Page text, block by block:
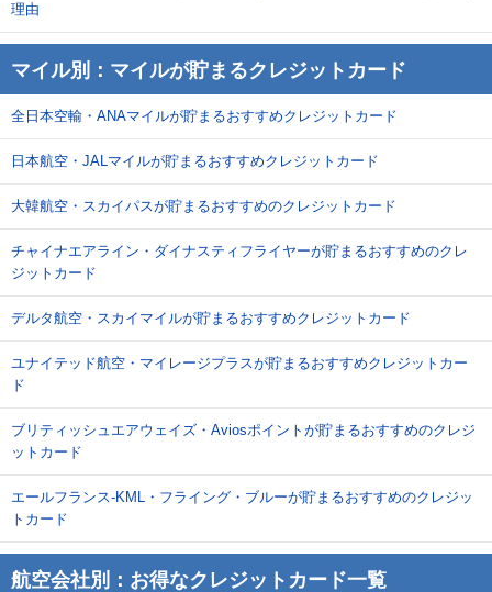
理由
マイル別：マイルが貯まるクレジットカード
全日本空輸・ANAマイルが貯まるおすすめクレジットカード
日本航空・JALマイルが貯まるおすすめクレジットカード
大韓航空・スカイパスが貯まるおすすめのクレジットカード
チャイナエアライン・ダイナスティフライヤーが貯まるおすすめのクレ
ジットカード
デルタ航空・スカイマイルが貯まるおすすめクレジットカード
ユナイテッド航空・マイレージプラスが貯まるおすすめクレジットカー
ド
ブリティッシュエアウェイズ・Aviosポイントが貯まるおすすめのクレジ
ットカード
エールフランス-KML・フライング・ブルーが貯まるおすすめのクレジッ
トカード
航空会社別：お得なクレジットカード一覧